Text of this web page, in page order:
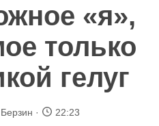
«я»,
только
гелуг
22:23